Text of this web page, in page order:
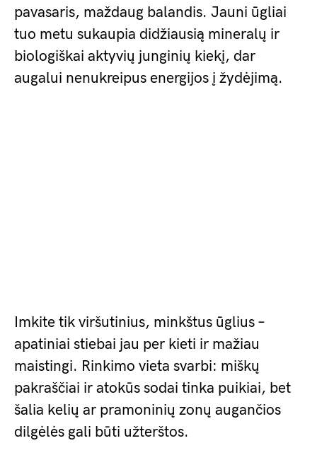
pavasaris, maždaug balandis. Jauni ūgliai
tuo metu sukaupia didžiausią mineralų ir
biologiškai aktyvių junginių kiekį, dar
augalui nenukreipus energijos į žydėjimą.
Imkite tik viršutinius, minkštus ūglius –
apatiniai stiebai jau per kieti ir mažiau
maistingi. Rinkimo vieta svarbi: miškų
pakraščiai ir atokūs sodai tinka puikiai, bet
šalia kelių ar pramoninių zonų augančios
dilgėlės gali būti užterštos.